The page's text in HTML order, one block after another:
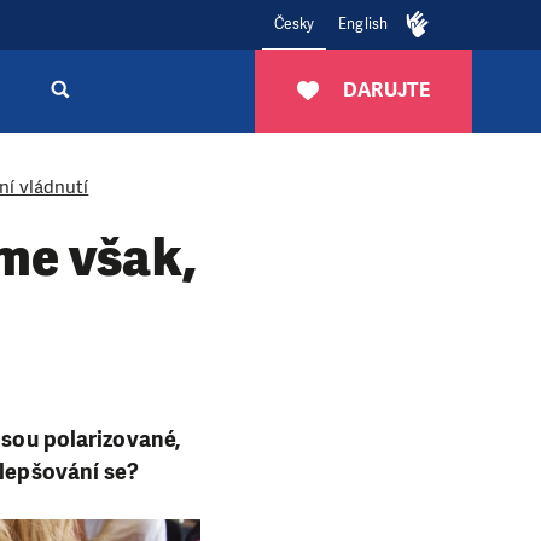
Česky English
DARUJTE
vládnutí
však,
polarizované,
se?